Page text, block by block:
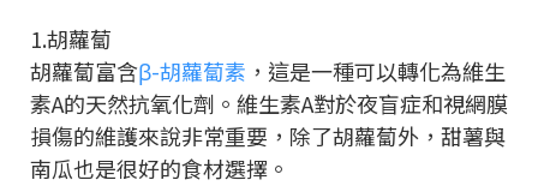
1.胡蘿蔔
胡蘿蔔富含β-胡蘿蔔素 ，這是一種可以轉化為維生
素A的天然抗氧化劑。維生素A對於夜盲症和視網膜
損傷的維護來說非常重要，除了胡蘿蔔外，甜薯與
南瓜也是很好的食材選擇。